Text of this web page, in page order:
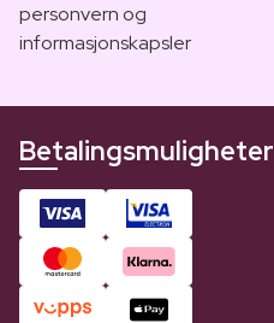
personvern og
informasjonskapsler
Betalingsmuligheter